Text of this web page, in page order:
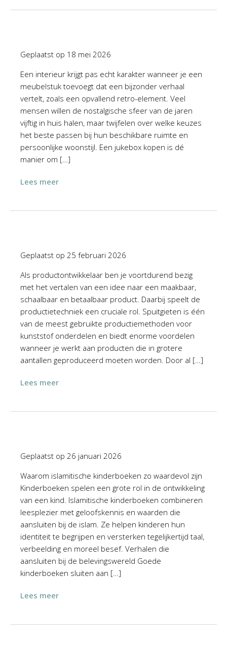
Geplaatst op 18 mei 2026
Een interieur krijgt pas echt karakter wanneer je een
meubelstuk toevoegt dat een bijzonder verhaal
vertelt, zoals een opvallend retro-element. Veel
mensen willen de nostalgische sfeer van de jaren
vijftig in huis halen, maar twijfelen over welke keuzes
het beste passen bij hun beschikbare ruimte en
persoonlijke woonstijl. Een jukebox kopen is dé
manier om […]
Lees meer
Geplaatst op 25 februari 2026
Als productontwikkelaar ben je voortdurend bezig
met het vertalen van een idee naar een maakbaar,
schaalbaar en betaalbaar product. Daarbij speelt de
productietechniek een cruciale rol. Spuitgieten is één
van de meest gebruikte productiemethoden voor
kunststof onderdelen en biedt enorme voordelen
wanneer je werkt aan producten die in grotere
aantallen geproduceerd moeten worden. Door al […]
Lees meer
Geplaatst op 26 januari 2026
Waarom islamitische kinderboeken zo waardevol zijn
Kinderboeken spelen een grote rol in de ontwikkeling
van een kind. Islamitische kinderboeken combineren
leesplezier met geloofskennis en waarden die
aansluiten bij de islam. Ze helpen kinderen hun
identiteit te begrijpen en versterken tegelijkertijd taal,
verbeelding en moreel besef. Verhalen die
aansluiten bij de belevingswereld Goede
kinderboeken sluiten aan […]
Lees meer